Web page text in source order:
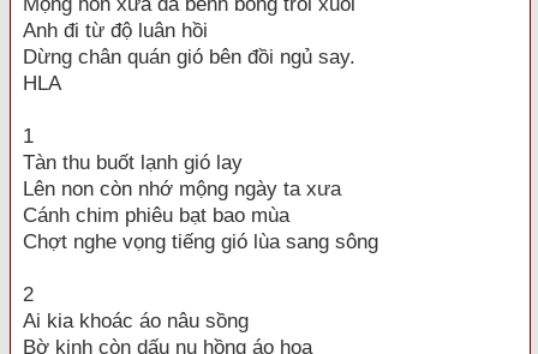
Anh đi từ độ luân hồi
Dừng chân quán gió bên đồi ngủ say.
HLA
1
Tàn thu buốt lạnh gió lay
Lên non còn nhớ mộng ngày ta xưa
Cánh chim phiêu bạt bao mùa
Chợt nghe vọng tiếng gió lùa sang sông
2
Ai kia khoác áo nâu sồng
Bờ kinh còn dấu nụ hồng áo hoa